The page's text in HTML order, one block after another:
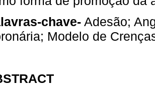
chave- Adesão;
Modelo de